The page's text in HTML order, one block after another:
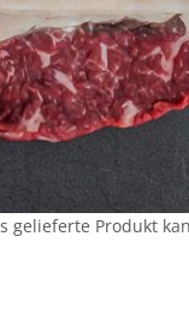
gelieferte Produkt